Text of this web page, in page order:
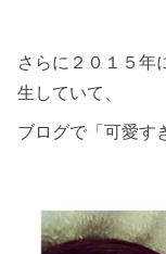
さらに２０１５年
生していて、
ブログで「可愛す